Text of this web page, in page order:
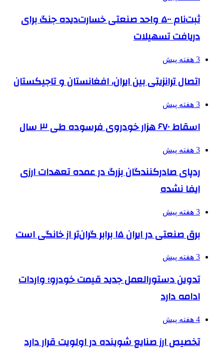
ثبت‌نام ۵۰۰ واحد صنعتی خسارت‌دیده جنگ برای
دریافت تسهیلات
3 هفته پیش
اتصال ترانزیتی بین ایران، افغانستان و تاجیکستان
3 هفته پیش
اسقاط ۶۷۰ هزار خودروی فرسوده طی ۳ سال
3 هفته پیش
ردپای صادرکنندگان بزرگ در عمده تعهدات ارزی
ایفا نشده
3 هفته پیش
برق صنعتی در ایران ۱۵ برابر گران‌تر از خانگی است
3 هفته پیش
تدوین دستورالعمل جدید قیمت خودرو؛ واردات
ادامه دارد
4 هفته پیش
تخصیص ارز صنایع شوینده در اولویت قرار دارد